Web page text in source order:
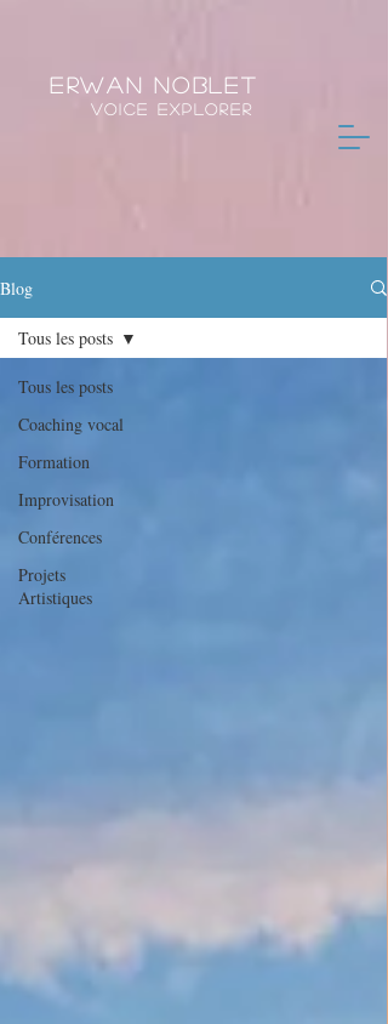
Erwan Noblet
Voice Explorer
Blog
Tous les posts
Coaching vocal
Formation
Improvisation
Conférences
Projets
Artistiques
Tous les posts